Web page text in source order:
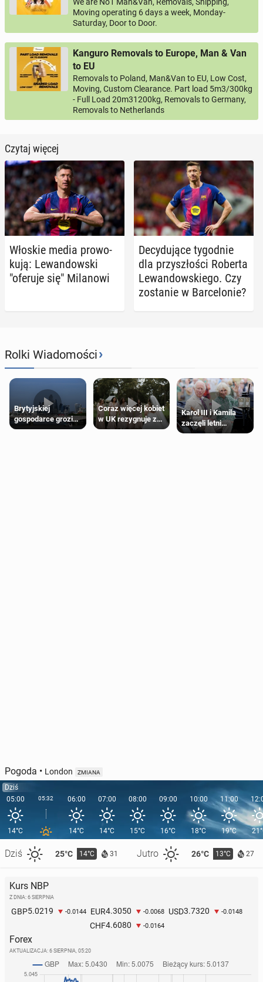
We are No1 Man&Van, Removals, Shipping,
Moving operating 6 days a week, Monday-
Saturday, Door to Door.
Kanguro Removals to Europe, Man & Van
to EU
Removals to Poland, Man&Van to EU, Low Cost,
Moving, Custom Clearance. Part load 5m3/300kg
- Full Load 20m31200kg, Removals to Germany,
Removals to Netherlands
Czytaj więcej
Włoskie media pro­wo­
ku­ją: Le­wan­dow­ski
"oferuje się" Mi­la­no­wi
De­cy­du­ją­ce ty­go­dnie
dla przy­szło­ści Roberta
Le­wan­dow­skie­go. Czy
zo­sta­nie w Bar­ce­lo­nie?
Rolki Wiadomości›
Brytyjskiej
gospodarce grozi
recesja, jeśli
Coraz więcej kobiet
w UK rezygnuje z
roli druhny na
Karol III i Kamila
zaczęli letni
odpoczynek po
Pogoda • London ZMIANA
Dziś
05:00
14°C
Dziś 25°C 14°C 31 Jutro 26°C 13°C 27
05:32 06:00
14°C
07:00
14°C
08:00
15°C
09:00
16°C
10:00
18°C
11:00
19°C
Kurs NBP
Z DNIA: 6 SIERPNIA
GBP5.0219 -0.0144 EUR4.3050 -0.0068 USD3.7320 -0.0148
CHF4.6080 -0.0164
Forex
AKTUALIZACJA: 6 SIERPNIA, 05:20